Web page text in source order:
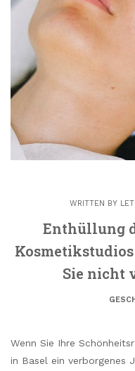
WRITTEN BY
Enthüllung
Kosmetikstudios
Sie nicht
Wenn Sie Ihre
in Basel ein verborgenes